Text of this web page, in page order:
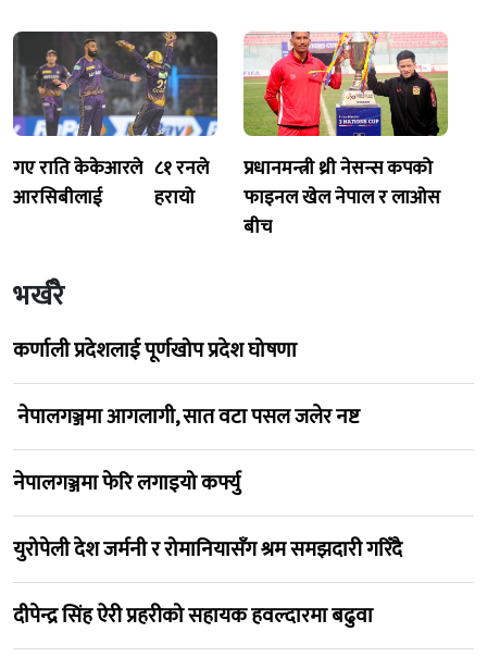
गए राति केकेआरले
आरसिबीलाई
८१ रनले
हरायो
प्रधानमन्त्री थ्री नेसन्स कपको
फाइनल खेल नेपाल र लाओस
बीच
भर्खरै
कर्णाली प्रदेशलाई पूर्णखोप प्रदेश घोषणा
नेपालगञ्जमा आगलागी, सात वटा पसल जलेर नष्ट
नेपालगञ्जमा फेरि लगाइयो कर्फ्यु
युरोपेली देश जर्मनी र रोमानियासँग श्रम समझदारी गरिँदै
दीपेन्द्र सिंह ऐरी प्रहरीको सहायक हवल्दारमा बढुवा